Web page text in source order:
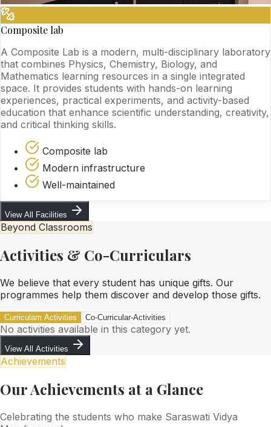
Composite lab
A Composite Lab is a modern, multi-disciplinary laboratory
that combines Physics, Chemistry, Biology, and
Mathematics learning resources in a single integrated
space. It provides students with hands-on learning
experiences, practical experiments, and activity-based
education that enhance scientific understanding, creativity,
and critical thinking skills.
Composite lab
Modern infrastructure
Well-maintained
View All Facilities
Beyond Classrooms
Activities & Co-Curriculars
We believe that every student has unique gifts. Our
programmes help them discover and develop those gifts.
Curriculam Activities Co-Curricular-Activities
No activities available in this category yet.
View All Activities
Achievements
Our Achievements at a Glance
Celebrating the students who make Saraswati Vidya